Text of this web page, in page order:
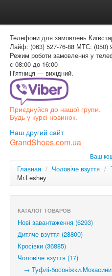
Доставка и оплата
Как заказать
Контакти
Таблиця розмірів
Вхід для покупця
Телефони для замовлень
Лайф: (063) 527-76-88 МТС: (050)
Режим роботи замовлення у
с 08:00 до 16:00
П'ятниця — вихідний.
Приєднуйся до нашої групи.
Будь у курсі новинок.
Наш другий сайт
GrandShoes.com.ua
Ваш
Главная / Чоловіче взуття /
Mr.Leshey
КАТАЛОГ ТОВАРОВ
Нові завантаження (6293)
Дитяче взуття (28800)
Кросівки (36885)
Чоловіче взуття (17)
→ Туфлі-